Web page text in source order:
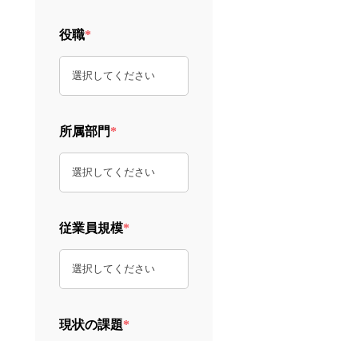
役職*
所属部門*
従業員規模*
現状の課題*